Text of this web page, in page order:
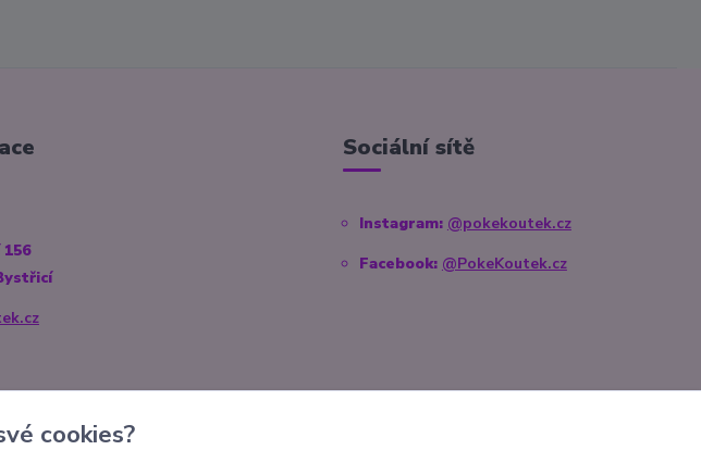
3030
Sociální sítě
Instagram: @pokekoutek.cz
Facebook: @PokeKoutek.cz
cookies?